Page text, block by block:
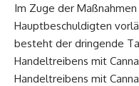
Im Zuge der
Hauptbeschuldigten
besteht der dringende
Handeltreibens mit
Handeltreibens mit